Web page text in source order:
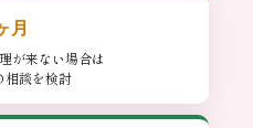
月
が来ない場合は
相談を検討